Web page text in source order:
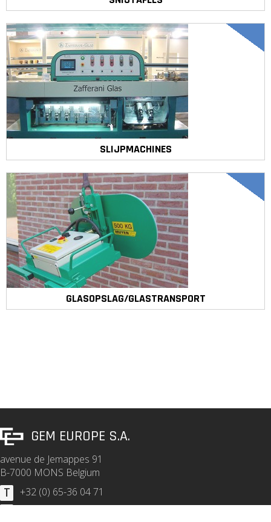
SLIJPMACHINES
GLASOPSLAG/GLASTRANSPORT
GEM EUROPE S.A.
avenue de Jemappes 91
B-7000 MONS Belgium
T +32 (0) 65-36 04 71